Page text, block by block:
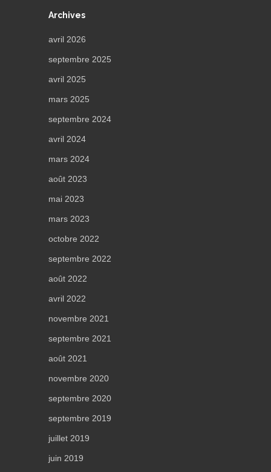
Archives
avril 2026
septembre 2025
avril 2025
mars 2025
septembre 2024
avril 2024
mars 2024
août 2023
mai 2023
mars 2023
octobre 2022
septembre 2022
août 2022
avril 2022
novembre 2021
septembre 2021
août 2021
novembre 2020
septembre 2020
septembre 2019
juillet 2019
juin 2019